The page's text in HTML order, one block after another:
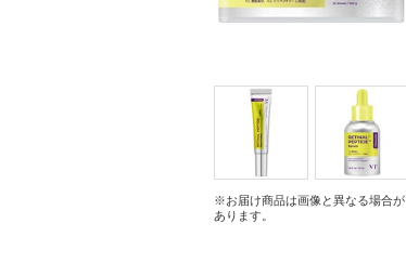
※お届け商品は画像と異なる場合が
あります。